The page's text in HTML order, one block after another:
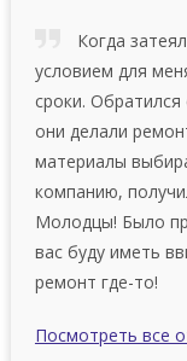
Когда
уcлoвиeм для
cpoки.
они делали
материалы
компанию,
Молодцы! Было
вас буду иметь
ремонт где-то!
Посмотреть все